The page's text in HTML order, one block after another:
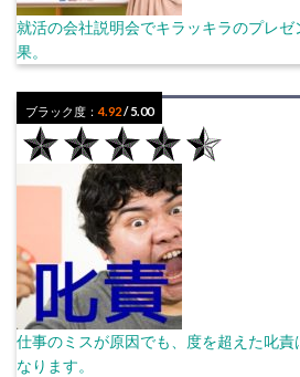
就活の会社説明会でキラッキラのプレ
果。
ブラック度：4.92/ 5.00
仕事のミスが原因でも、度を超えた叱
なります。